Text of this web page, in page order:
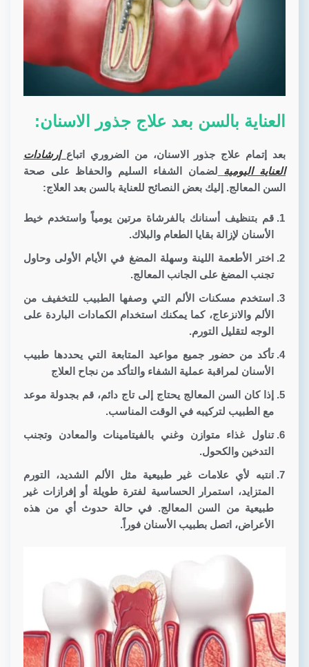
العناية بالسن بعد علاج جذور الاسنان:
بعد إتمام علاج جذور الاسنان، من الضروري اتباع إرشادات
العناية اليومية لضمان الشفاء السليم والحفاظ على صحة
السن المعالج. إليك بعض النصائح للعناية بالسن بعد العلاج:
قم بتنظيف أسنانك بالفرشاة مرتين يومياً واستخدم خيط
الأسنان لإزالة بقايا الطعام والبلاك.
اختر الأطعمة اللينة وسهلة المضغ في الأيام الأولى وحاول
تجنب المضغ على الجانب المعالج.
استخدم مسكنات الألم التي وصفها الطبيب للتخفيف من
الألم والانزعاج، كما يمكنك استخدام الكمادات الباردة على
الوجه لتقليل التورم.
تأكد من حضور جميع مواعيد المتابعة التي يحددها طبيب
الأسنان لمراقبة عملية الشفاء والتأكد من نجاح العلاج
إذا كان السن المعالج يحتاج إلى تاج دائم، قم بجدولة موعد
مع الطبيب لتركيبه في الوقت المناسب.
تناول غذاء متوازن وغني بالفيتامينات والمعادن وتجنب
التدخين والكحول.
انتبه لأي علامات غير طبيعية مثل الألم الشديد، التورم
المتزايد، استمرار الحساسية لفترة طويلة أو إفرازات غير
طبيعية من السن المعالج. في حالة حدوث أي من هذه
الأعراض، اتصل بطبيب الأسنان فوراً.